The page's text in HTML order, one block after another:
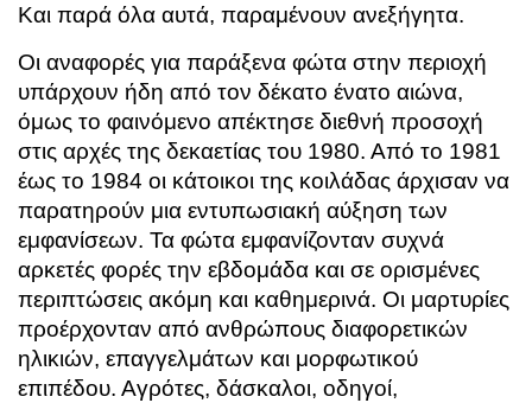
Και παρά όλα αυτά, παραμένουν ανεξήγητα.
Οι αναφορές για παράξενα φώτα στην περιοχή
υπάρχουν ήδη από τον δέκατο ένατο αιώνα,
όμως το φαινόμενο απέκτησε διεθνή προσοχή
στις αρχές της δεκαετίας του 1980. Από το 1981
έως το 1984 οι κάτοικοι της κοιλάδας άρχισαν να
παρατηρούν μια εντυπωσιακή αύξηση των
εμφανίσεων. Τα φώτα εμφανίζονταν συχνά
αρκετές φορές την εβδομάδα και σε ορισμένες
περιπτώσεις ακόμη και καθημερινά. Οι μαρτυρίες
προέρχονταν από ανθρώπους διαφορετικών
ηλικιών, επαγγελμάτων και μορφωτικού
επιπέδου. Αγρότες, δάσκαλοι, οδηγοί,